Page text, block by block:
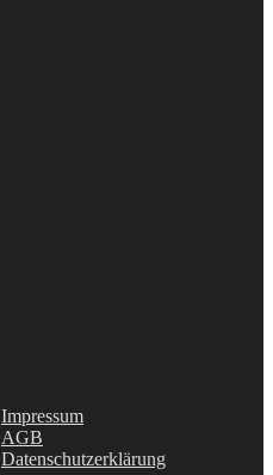
Impressum
AGB
Datenschutzerklärung